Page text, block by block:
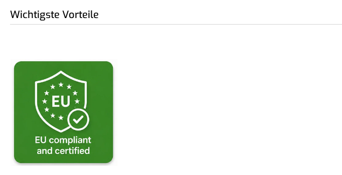
Wichtigste Vorteile